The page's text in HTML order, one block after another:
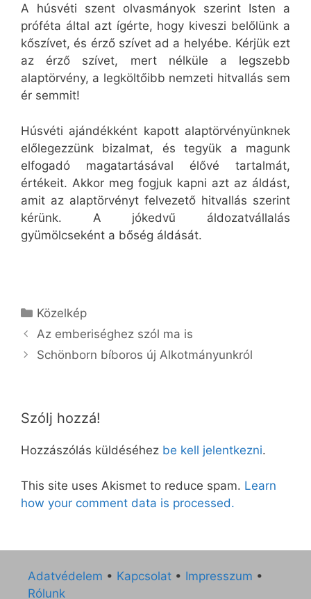
A húsvéti szent olvasmányok szerint Isten a
próféta által azt ígérte, hogy kiveszi belőlünk a
kőszívet, és érző szívet ad a helyébe. Kérjük ezt
az érző szívet, mert nélküle a legszebb
alaptörvény, a legköltőibb nemzeti hitvallás sem
ér semmit!
Húsvéti ajándékként kapott alaptörvényünknek
előlegezzünk bizalmat, és tegyük a magunk
elfogadó magatartásával élővé tartalmát,
értékeit. Akkor meg fogjuk kapni azt az áldást,
amit az alaptörvényt felvezető hitvallás szerint
kérünk. A jókedvű áldozatvállalás
gyümölcseként a bőség áldását.
Kategória
Közelkép
Az emberiséghez szól ma is
Schönborn bíboros új Alkotmányunkról
Szólj hozzá!
Hozzászólás küldéséhez be kell jelentkezni.
This site uses Akismet to reduce spam. Learn
how your comment data is processed.
Adatvédelem • Kapcsolat • Impresszum •
Rólunk